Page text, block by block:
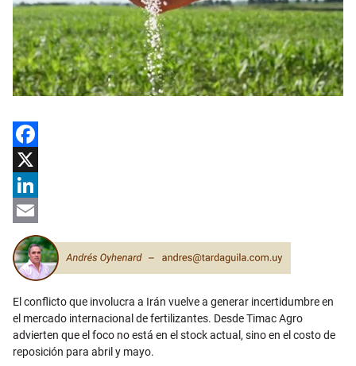
Facebook
X
LinkedIn
Email
El conflicto que involucra a Irán vuelve a generar incertidumbre en
el mercado internacional de fertilizantes. Desde Timac Agro
advierten que el foco no está en el stock actual, sino en el costo de
reposición para abril y mayo.